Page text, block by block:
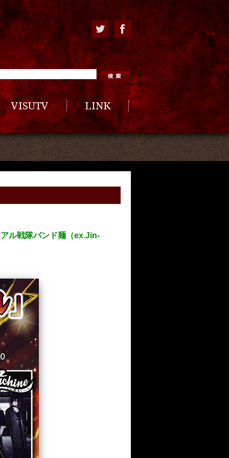
VISUTV LINK
ル戦隊バンド麺（ex.Jin-